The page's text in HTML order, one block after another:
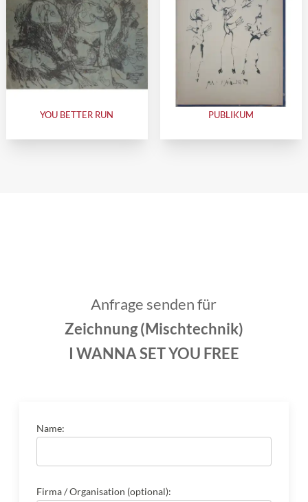
YOU BETTER RUN PUBLIKUM
Anfrage senden für
Zeichnung (Mischtechnik)
I WANNA SET YOU FREE
Name:
Firma / Organisation (optional):